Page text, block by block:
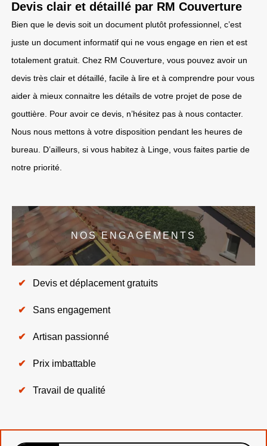
Devis clair et détaillé par RM Couverture
Bien que le devis soit un document plutôt professionnel, c’est
juste un document informatif qui ne vous engage en rien et est
totalement gratuit. Chez RM Couverture, vous pouvez avoir un
devis très clair et détaillé, facile à lire et à comprendre pour vous
aider à mieux connaitre les détails de votre projet de pose de
gouttière. Pour avoir ce devis, n’hésitez pas à nous contacter.
Nous nous mettons à votre disposition pendant les heures de
bureau. D’ailleurs, si vous habitez à Linge, vous faites partie de
notre priorité.
NOS ENGAGEMENTS
Devis et déplacement gratuits
Sans engagement
Artisan passionné
Prix imbattable
Travail de qualité